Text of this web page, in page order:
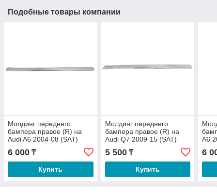
Подобные товары компании
Молдинг переднего
бампера правое (R) на
Audi A6 2004-08 (SAT)
6 000 ₸
Купить
Молдинг переднего
бампера правое (R) на
Audi Q7 2009-15 (SAT)
5 500₸
Купить
A6
6